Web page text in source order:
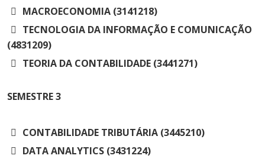
MACROECONOMIA (3141218)
TECNOLOGIA DA INFORMAÇÃO E COMUNICAÇÃO
(4831209)
TEORIA DA CONTABILIDADE (3441271)
SEMESTRE3
CONTABILIDADE TRIBUTÁRIA (3445210)
DATA ANALYTICS (3431224)